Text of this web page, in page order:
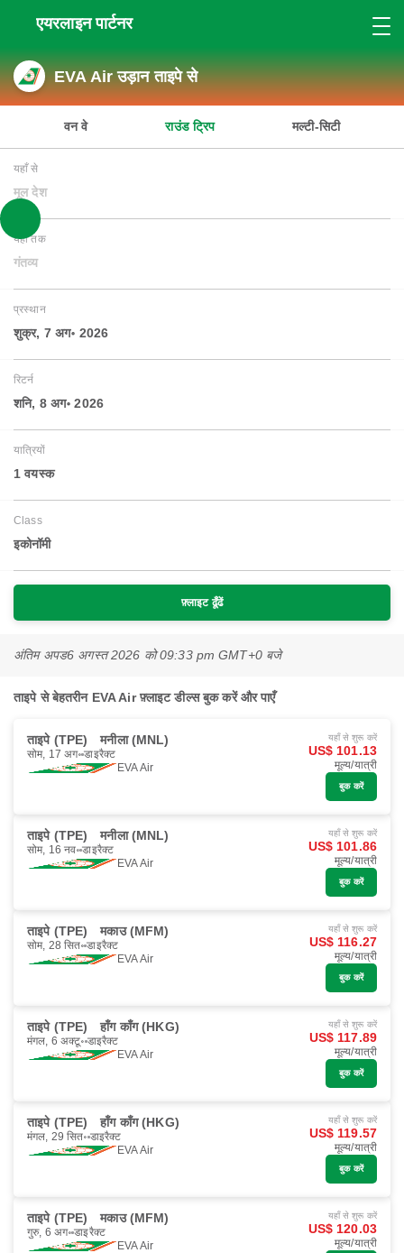
एयरलाइन पार्टनर
EVA Air उड़ान ताइपे से
वन वे राउंड ट्रिप मल्टी-सिटी
यहाँ से
मूल देश
यहाँ तक
गंतव्य
प्रस्थान
शुक्र, 7 अग॰ 2026
रिटर्न
शनि, 8 अग॰ 2026
यात्रियों
1 वयस्‍क
Class
इकोनॉमी
फ़्लाइट ढूँढें
अंतिम अपड6 अगस्त 2026 को 09:33 pm GMT+0 बजे
ताइपे से बेहतरीन EVA Air फ़्लाइट डील्स बुक करें और पाएँ
ताइपे (TPE) मनीला (MNL)
सोम, 17 अग॰ डाइरैक्ट
EVA Air
यहाँ से शुरू करें
US$ 101.13
मूल्य/यात्री
बुक करें
ताइपे (TPE) मनीला (MNL)
सोम, 16 नव॰ डाइरैक्ट
EVA Air
यहाँ से शुरू करें
US$ 101.86
मूल्य/यात्री
बुक करें
ताइपे (TPE) मकाउ (MFM)
सोम, 28 सित॰ डाइरैक्ट
EVA Air
यहाँ से शुरू करें
US$ 116.27
मूल्य/यात्री
बुक करें
ताइपे (TPE) हाँग काँग (HKG)
मंगल, 6 अक्टू॰ डाइरैक्ट
EVA Air
यहाँ से शुरू करें
US$ 117.89
मूल्य/यात्री
बुक करें
ताइपे (TPE) हाँग काँग (HKG)
मंगल, 29 सित॰ डाइरैक्ट
EVA Air
यहाँ से शुरू करें
US$ 119.57
मूल्य/यात्री
बुक करें
ताइपे (TPE) मकाउ (MFM)
गुरु, 6 अग॰ डाइरैक्ट
EVA Air
यहाँ से शुरू करें
US$ 120.03
मूल्य/यात्री